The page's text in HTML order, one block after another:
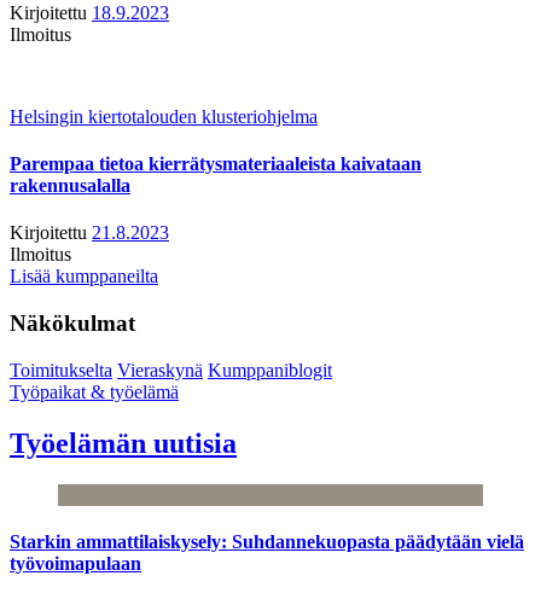
Kirjoitettu 18.9.2023
Ilmoitus
Helsingin kiertotalouden klusteriohjelma
Parempaa tietoa kierrätysmateriaaleista kaivataan
rakennusalalla
Kirjoitettu 21.8.2023
Ilmoitus
Lisää kumppaneilta
Näkökulmat
Toimitukselta Vieraskynä Kumppaniblogit
Työpaikat & työelämä
Työelämän uutisia
Starkin ammattilaiskysely: Suhdannekuopasta päädytään vielä
työvoimapulaan